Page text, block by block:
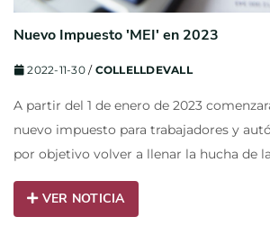
Nuevo Impuesto 'MEI' en 2023
2022-11-30/ COLLELLDEVALL
A partir del 1 de enero de 2023
nuevo impuesto para trabajadores y
por objetivo volver a llenar la hucha de
VER NOTICIA